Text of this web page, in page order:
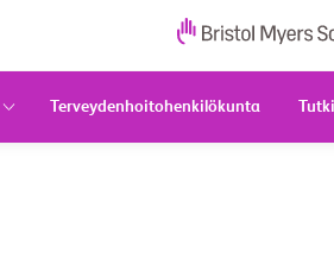
Terveydenhoitohenkilökunta